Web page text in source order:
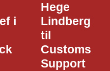
Dette er
den nye
i Narvik
Havn